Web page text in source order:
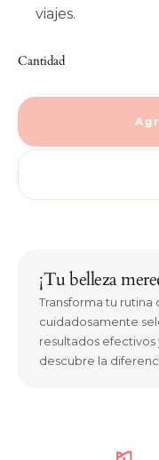
viajes.
Cantidad
¡Tu belleza
Transforma tu
cuidadosamente
resultados efectivos
descubre la